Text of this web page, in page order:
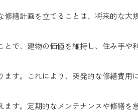
繕計画を立てることは、将来的な大
で、建物の価値を維持し、住み手や
す。これにより、突発的な修繕費用
す。定期的なメンテナンスや修繕を